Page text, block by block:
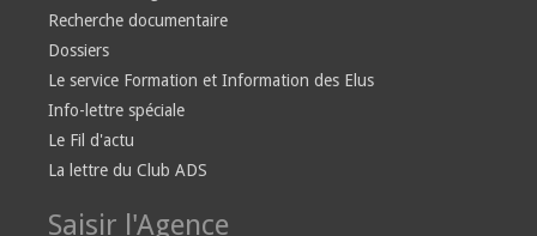
Recherche documentaire
Dossiers
Le service Formation et Information des Elus
Info-lettre spéciale
Le Fil d'actu
La lettre du Club ADS
Saisir l'Agence